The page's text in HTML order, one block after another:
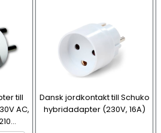
till
AC,
Dansk jordkontakt till Schuko
hybridadapter (230V, 16A)